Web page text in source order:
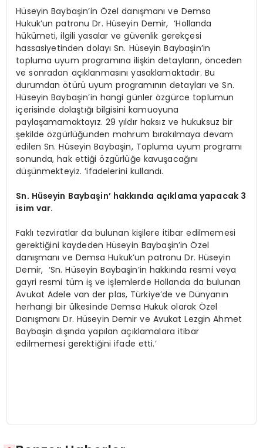
Hüseyin Baybaşin’in Özel danışmanı ve Demsa
Hukuk’un patronu Dr. Hüseyin Demir, ‘Hollanda
hükümeti, ilgili yasalar ve güvenlik gerekçesi
hassasiyetinden dolayı Sn. Hüseyin Baybaşin’in
topluma uyum programına ilişkin detayların, önceden
ve sonradan açıklanmasını yasaklamaktadır. Bu
durumdan ötürü uyum programının detayları ve Sn.
Hüseyin Baybaşin’in hangi günler özgürce toplumun
içerisinde dolaştığı bilgisini kamuoyuna
paylaşamamaktayız. 29 yıldır haksız ve hukuksuz bir
şekilde özgürlüğünden mahrum bırakılmaya devam
edilen Sn. Hüseyin Baybaşin, Topluma uyum programı
sonunda, hak ettiği özgürlüğe kavuşacağını
düşünmekteyiz. ’ifadelerini kullandı.
Sn. Hüseyin Baybaşin’ hakkında açıklama yapacak 3
isim var.
Faklı tezviratlar da bulunan kişilere itibar edilmemesi
gerektiğini kaydeden Hüseyin Baybaşin’in Özel
danışmanı ve Demsa Hukuk’un patronu Dr. Hüseyin
Demir, ‘Sn. Hüseyin Baybaşin’in hakkında resmi veya
gayri resmi tüm iş ve işlemlerde Hollanda da bulunan
Avukat Adele van der plas, Türkiye’de ve Dünyanın
herhangi bir ülkesinde Demsa Hukuk olarak Özel
Danışmanı Dr. Hüseyin Demir ve Avukat Lezgin Ahmet
Baybaşin dışında yapılan açıklamalara itibar
edilmemesi gerektiğini ifade etti.’